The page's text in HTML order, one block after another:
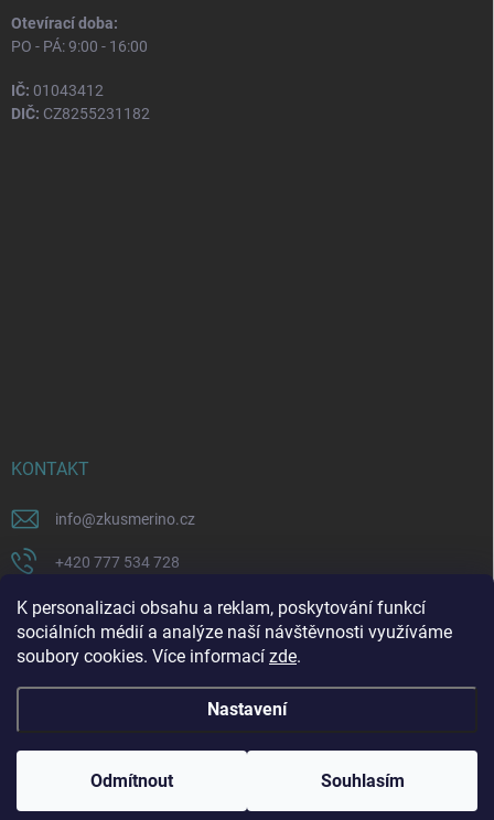
K personalizaci obsahu a reklam, poskytování funkcí
sociálních médií a analýze naší návštěvnosti využíváme
soubory cookies. Více informací zde.
Nastavení
Odmítnout Souhlasím
Otevírací doba:
PO - PÁ: 9:00 - 16:00
IČ: 01043412
DIČ: CZ8255231182
KONTAKT
info@zkusmerino.cz
+420 777 534 728
https://www.facebook.com/zkusmerino/
zkusmerino.cz
Vytvořil Shoptet
Copyright 2026ZKUSMERINO. Všechna práva vyhrazena.Upravit nastavení